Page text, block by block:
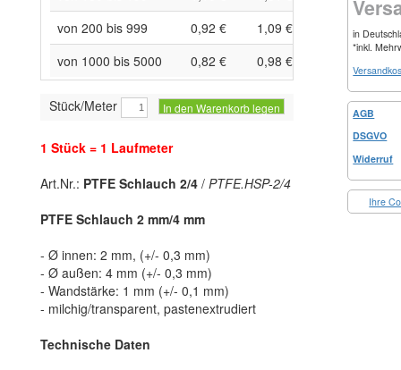
von 200 bis 999
0,92 €
1,09 €
von 1000 bis 5000
0,82 € 0,98 €
Stück/Meter In den Warenkorb legen
1 Stück = 1 Laufmeter
Art.Nr.: PTFE Schlauch 2/4 / PTFE.HSP-2/4
PTFE Schlauch 2 mm/4 mm
- Ø innen: 2 mm, (+/- 0,3 mm)
- Ø außen: 4 mm (+/- 0,3 mm)
- Wandstärke: 1 mm (+/- 0,1 mm)
- milchig/transparent, pastenextrudiert
Technische Daten
in
*inkl.
AGB
DSGVO
Widerruf
Ihre